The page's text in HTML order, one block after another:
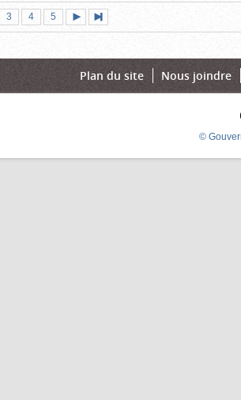
Page
3 Page
4 Page
5
suivante
page
Plan du site Nous joindre
©